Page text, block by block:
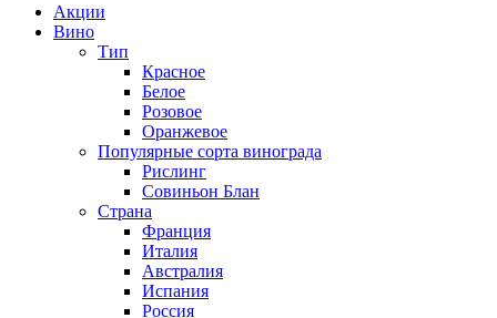
Акции
Вино
Тип
Красное
Белое
Розовое
Оранжевое
Популярные сорта винограда
Рислинг
Совиньон Блан
Страна
Франция
Италия
Австралия
Испания
Россия